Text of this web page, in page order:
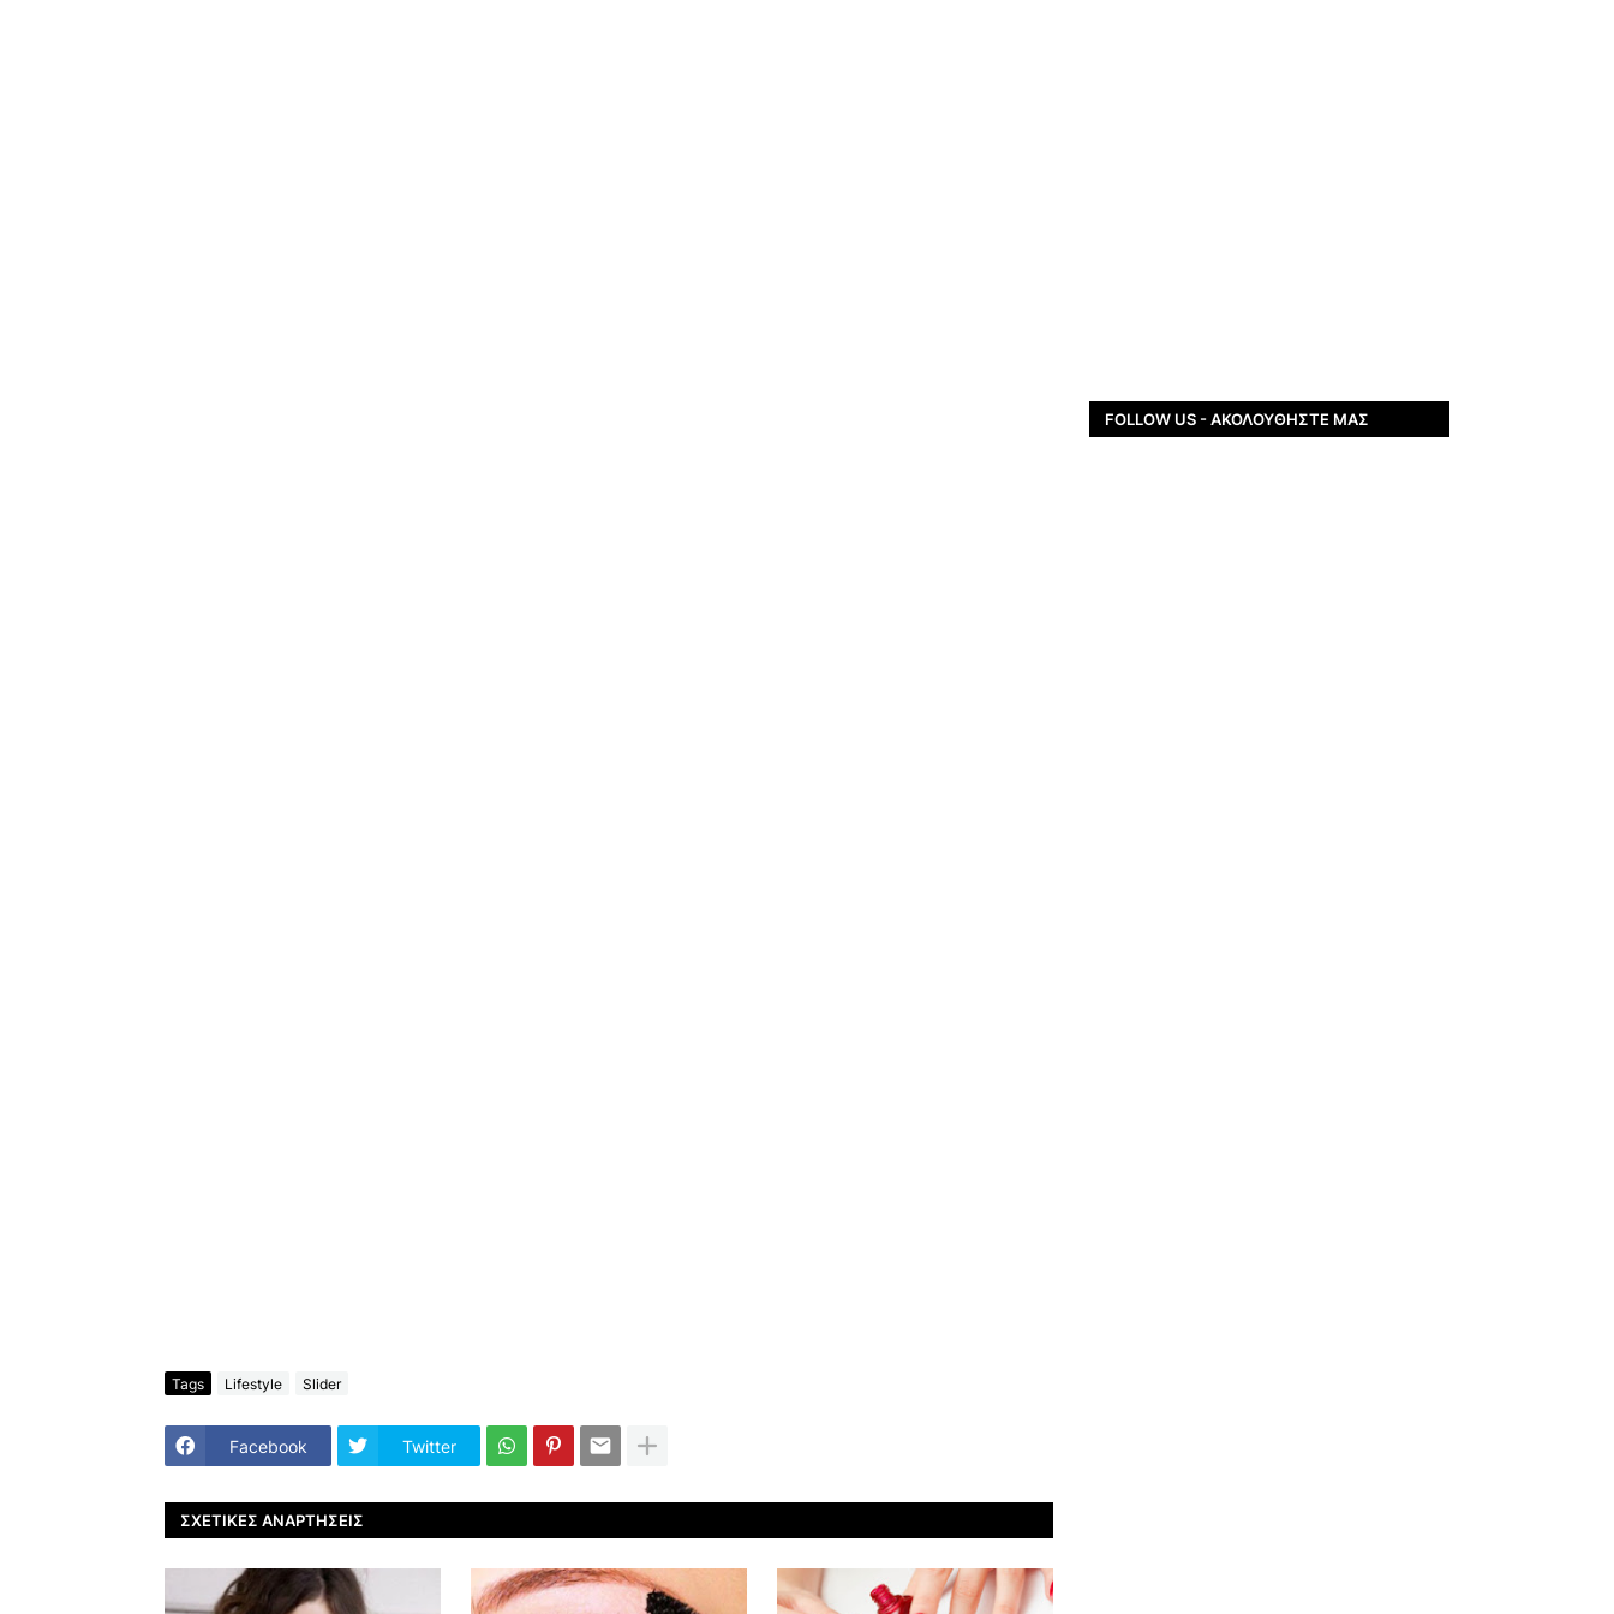
Tags Lifestyle Slider
Facebook Twitter
ΣΧΕΤΙΚΈΣ ΑΝΑΡΤΉΣΕΙΣ
FOLLOW US - ΑΚΟΛΟΥΘΉΣΤΕ ΜΑΣ